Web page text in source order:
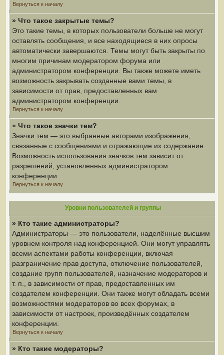
Вернуться к началу
» Что такое закрытые темы?
Это такие темы, в которых пользователи больше не могут
оставлять сообщения, и все находящиеся в них опросы
автоматически завершаются. Темы могут быть закрыты по
многим причинам модератором форума или
администратором конференции. Вы также можете иметь
возможность закрывать созданные вами темы, в
зависимости от прав, предоставленных вам
администратором конференции.
Вернуться к началу
» Что такое значки тем?
Значки тем — это выбранные авторами изображения,
связанные с сообщениями и отражающие их содержание.
Возможность использования значков тем зависит от
разрешений, установленных администратором
конференции.
Вернуться к началу
Уровни пользователей и группы
» Кто такие администраторы?
Администраторы — это пользователи, наделённые высшим
уровнем контроля над конференцией. Они могут управлять
всеми аспектами работы конференции, включая
разграничение прав доступа, отключение пользователей,
создание групп пользователей, назначение модераторов и
т. п., в зависимости от прав, предоставленных им
создателем конференции. Они также могут обладать всеми
возможностями модераторов во всех форумах, в
зависимости от настроек, произведённых создателем
конференции.
Вернуться к началу
» Кто такие модераторы?